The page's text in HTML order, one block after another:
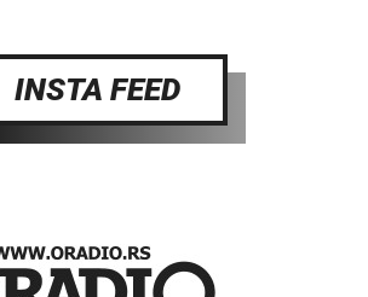
INSTA FEED